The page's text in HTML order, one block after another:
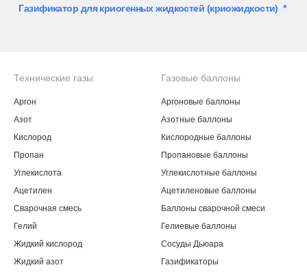
Газификатор для криогенных жидкостей (криожидкости) *
Технические газы
Аргон
Азот
Кислород
Пропан
Углекислота
Ацетилен
Сварочная смесь
Гелий
Жидкий кислород
Жидкий азот
Газовые баллоны
Аргоновые баллоны
Азотные баллоны
Кислородные баллоны
Пропановые баллоны
Углекислотные баллоны
Ацетиленовые баллоны
Баллоны сварочной смеси
Гелиевые баллоны
Сосуды Дьюара
Газификаторы